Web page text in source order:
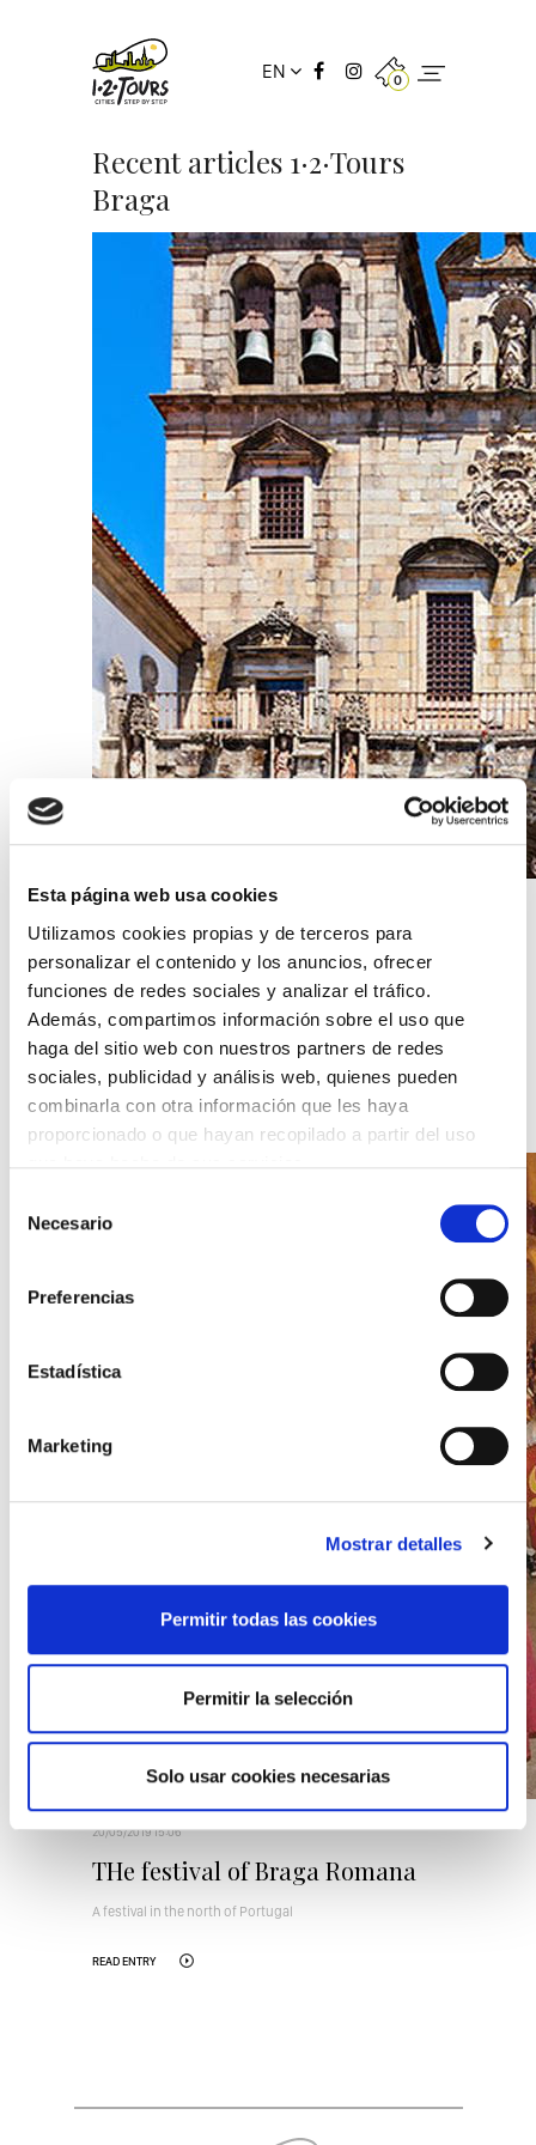
Esta página web usa cookies
Utilizamos cookies propias y de terceros para
personalizar el contenido y los anuncios, ofrecer
funciones de redes sociales y analizar el tráfico.
Además, compartimos información sobre el uso que
haga del sitio web con nuestros partners de redes
sociales, publicidad y análisis web, quienes pueden
combinarla con otra información que les haya
proporcionado o que hayan recopilado a partir del uso
Necesario
Preferencias
Estadística
Marketing
Mostrar detalles
Permitir todas las cookies
Permitir la selección
Solo usar cookies necesarias
EN 0
Recent articles 1·2·Tours
Braga
The oldest cathedral in
Portugal: Braga Cathedral
The jewel of the romanesque
READ ENTRY
20/05/2019 15:06
THe festival of Braga Romana
A festival in the north of Portugal
READ ENTRY